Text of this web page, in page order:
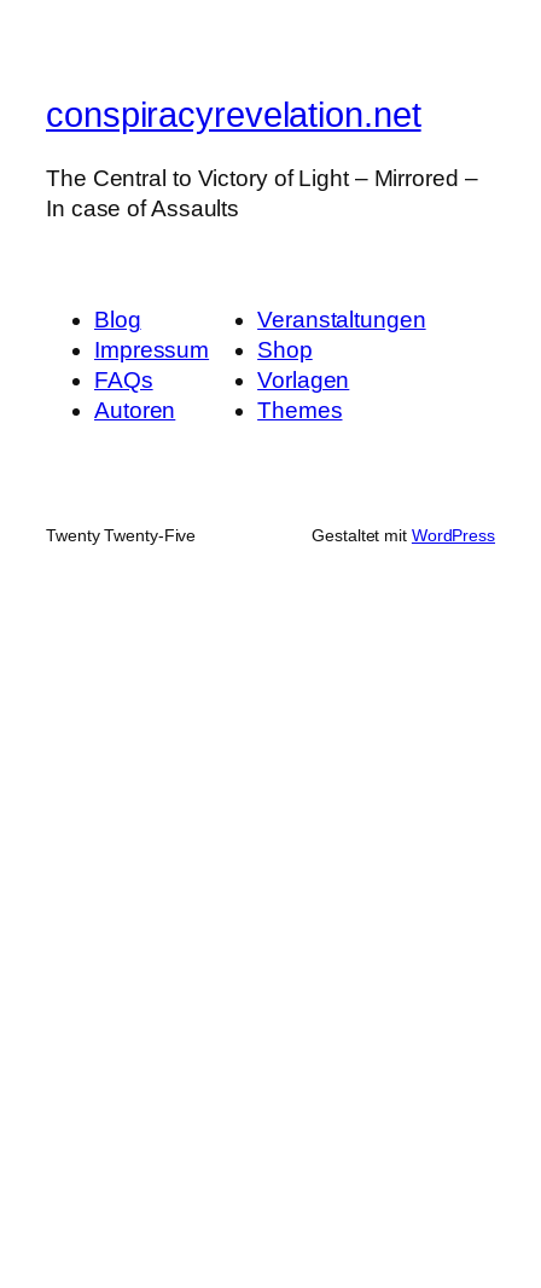
conspiracyrevelation.net
The Central to Victory of Light – Mirrored –
In case of Assaults
Blog
Impressum
FAQs
Autoren
Veranstaltungen
Shop
Vorlagen
Themes
Twenty Twenty-Five Gestaltet mit WordPress